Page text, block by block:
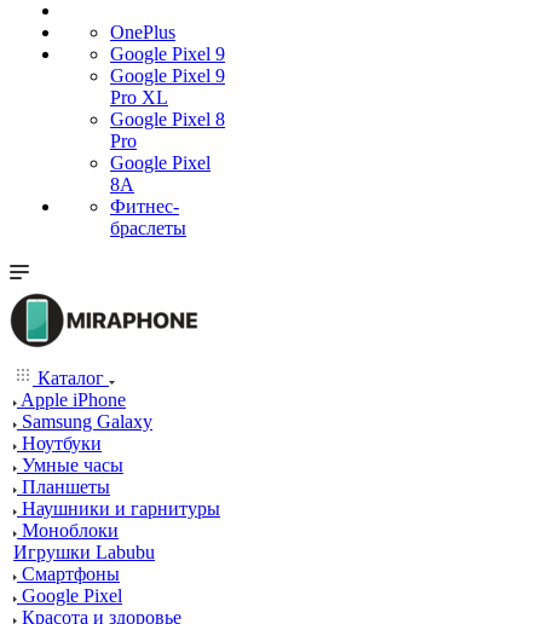
OnePlus
Google Pixel 9
Google Pixel 9
Pro XL
Google Pixel 8
Pro
Google Pixel
8A
Фитнес-
браслеты
Каталог
Apple iPhone
Samsung Galaxy
Ноутбуки
Умные часы
Планшеты
Наушники и гарнитуры
Моноблоки
Игрушки Labubu
Смартфоны
Google Pixel
Красота и здоровье